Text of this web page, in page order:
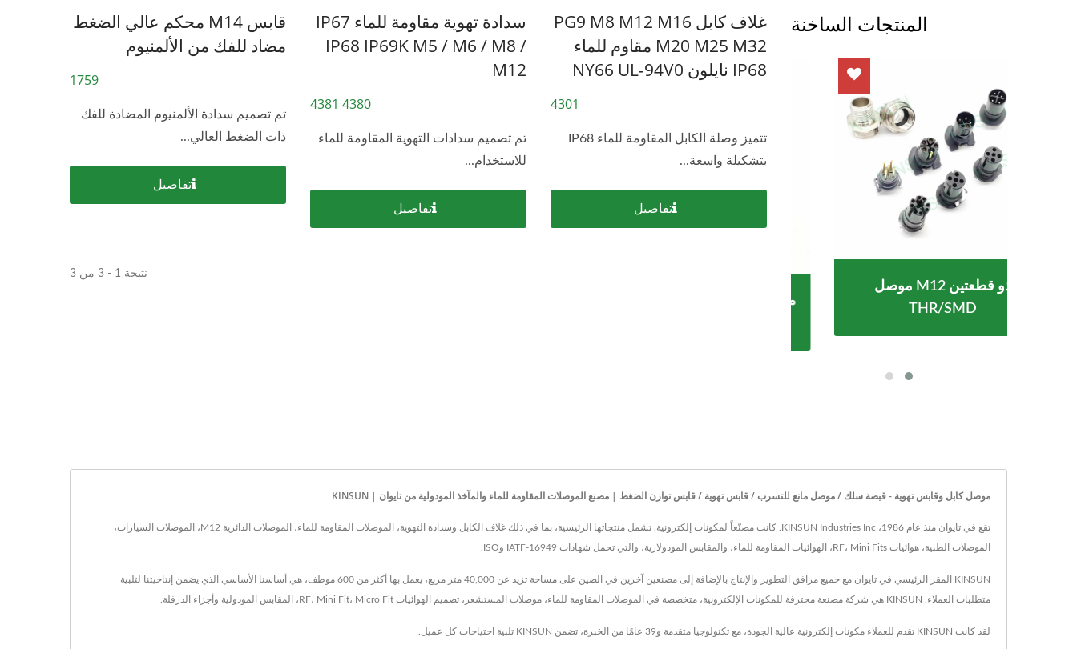
غلاف كابل PG9 M8 M12 M16
M20 M25 M32 مقاوم للماء
IP68 نايلون NY66 UL-94V0
4301
تتميز وصلة الكابل المقاومة للماء IP68
بتشكيلة واسعة...
تفاصيل
سدادة تهوية مقاومة للماء IP67
IP68 IP69K M5 / M6 / M8 /
M12
4380 4381
تم تصميم سدادات التهوية المقاومة للماء
للاستخدام...
تفاصيل
قابس M14 محكم عالي الضغط
مضاد للفك من الألمنيوم
1759
تم تصميم سدادة الألمنيوم المضادة للفك
ذات الضغط العالي...
تفاصيل
نتيجة 1 - 3 من 3
المنتجات الساخنة
THR/SMD
موصل كابل وقابس تهوية - قبضة سلك / موصل مانع للتسرب / قابس تهوية / قابس توازن الضغط | مصنع الموصلات المقاومة للماء والمآخذ المودولية من تايوان | KINSUN
تقع في تايوان منذ عام 1986، KINSUN Industries Inc. كانت مصنّعاً لمكونات إلكترونية. تشمل منتجاتها الرئيسية، بما في ذلك غلاف الكابل وسدادة التهوية، الموصلات المقاومة للماء، الموصلات الدائرية M12، الموصلات السيارات،
الموصلات الطبية، هوائيات RF، Mini Fits، الهوائيات المقاومة للماء، والمقابس المودولارية، والتي تحمل شهادات IATF-16949 وISO.
KINSUN المقر الرئيسي في تايوان مع جميع مرافق التطوير والإنتاج بالإضافة إلى مصنعين آخرين في الصين على مساحة تزيد عن 40,000 متر مربع، يعمل بها أكثر من 600 موظف، هي أساسنا الأساسي الذي يضمن إنتاجيتنا لتلبية
متطلبات العملاء. KINSUN هي شركة مصنعة محترفة للمكونات الإلكترونية، متخصصة في الموصلات المقاومة للماء، موصلات المستشعر، تصميم الهوائيات RF، Mini Fit، Micro Fit، المقابس المودولية وأجزاء الدرفلة.
لقد كانت KINSUN تقدم للعملاء مكونات إلكترونية عالية الجودة، مع تكنولوجيا متقدمة و39 عامًا من الخبرة، تضمن KINSUN تلبية احتياجات كل عميل.